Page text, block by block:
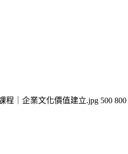
課程｜企業文化價值建立.jpg 500 800